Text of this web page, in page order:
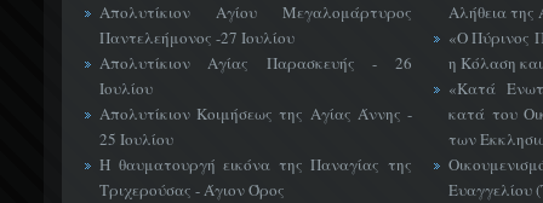
Απολυτίκιον Αγίου Μεγαλομάρτυρος
Παντελεήμονος -27 Ιουλίου
Απολυτίκιον Αγίας Παρασκευής - 26
Ιουλίου
Απολυτίκιον Κοιμήσεως της Αγίας Άννης -
25 Ιουλίου
Η θαυματουργή εικόνα της Παναγίας της
Τριχερούσας - Άγιον Όρος
Αλήθεια της
«Ο Πύρινος
η Κόλαση
«Κατά
κατά του
των
Ευαγγελίου